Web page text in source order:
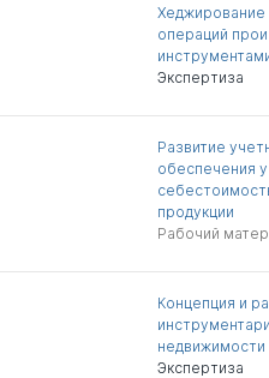
Хеджирование
операций
Экспертиза
Развитие
обеспечения
продукции
Рабочий
Концепция и
недвижимости
Экспертиза